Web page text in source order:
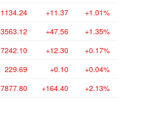
1134.24 +11.37 +1.01%
3563.12 +47.56 +1.35%
7242.10 +12.30 +0.17%
229.69 +0.10 +0.04%
7877.80 +164.40 +2.13%